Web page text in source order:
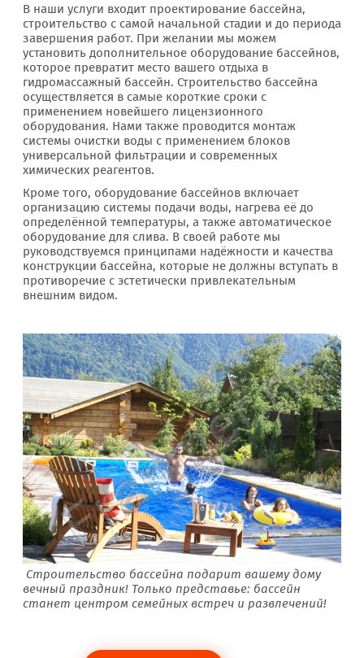
В наши услуги входит проектирование бассейна,
строительство с самой начальной стадии и до периода
завершения работ. При желании мы можем
установить дополнительное оборудование бассейнов,
которое превратит место вашего отдыха в
гидромассажный бассейн. Строительство бассейна
осуществляется в самые короткие сроки с
применением новейшего лицензионного
оборудования. Нами также проводится монтаж
системы очистки воды с применением блоков
универсальной фильтрации и современных
химических реагентов.
Кроме того, оборудование бассейнов включает
организацию системы подачи воды, нагрева её до
определённой температуры, а также автоматическое
оборудование для слива. В своей работе мы
руководствуемся принципами надёжности и качества
конструкции бассейна, которые не должны вступать в
противоречие с эстетически привлекательным
внешним видом.
Строительство бассейна подарит вашему дому
вечный праздник! Только представье: бассейн
станет центром семейных встреч и развлечений!